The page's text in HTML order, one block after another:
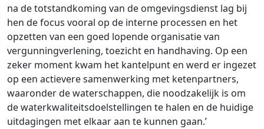
na de totstandkoming van de omgevingsdienst lag bij
hen de focus vooral op de interne processen en het
opzetten van een goed lopende organisatie van
vergunningverlening, toezicht en handhaving. Op een
zeker moment kwam het kantelpunt en werd er ingezet
op een actievere samenwerking met ketenpartners,
waaronder de waterschappen, die noodzakelijk is om
de waterkwaliteitsdoelstellingen te halen en de huidige
uitdagingen met elkaar aan te kunnen gaan.’